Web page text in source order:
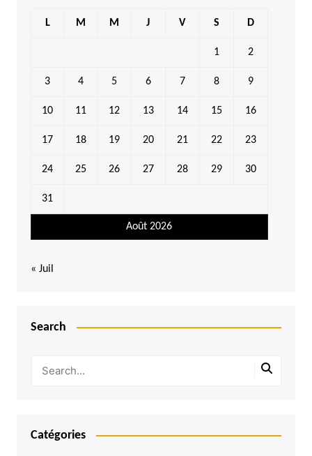
Août 2026
L M M J V S D
1 2
3 4 5 6 7 8 9
10 11 12 13 14 15 16
17 18 19 20 21 22 23
24 25 26 27 28 29 30
31
« Juil
Search
Catégories